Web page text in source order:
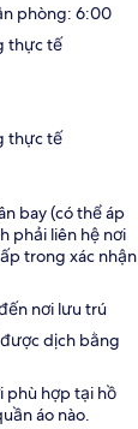
phòng: 6:00
thực tế
thực tế
bay (có thể áp
phải liên hệ nơi
trong xác nhận
nơi lưu trú
dịch bằng
phù hợp tại hồ
áo nào.